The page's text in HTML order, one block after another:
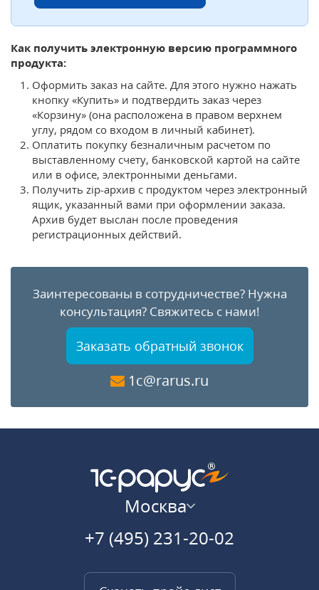
Как получить электронную версию программного
продукта:
Оформить заказ на сайте. Для этого нужно нажать
кнопку «Купить» и подтвердить заказ через
«Корзину» (она расположена в правом верхнем
углу, рядом со входом в личный кабинет).
Оплатить покупку безналичным расчетом по
выставленному счету, банковской картой на сайте
или в офисе, электронными деньгами.
Получить zip-архив с продуктом через электронный
ящик, указанный вами при оформлении заказа.
Архив будет выслан после проведения
регистрационных действий.
Заинтересованы в сотрудничестве?Нужна
консультация? Свяжитесь с нами!
Заказать обратный звонок
1c@rarus.ru
Москва
+7 (495) 231-20-02